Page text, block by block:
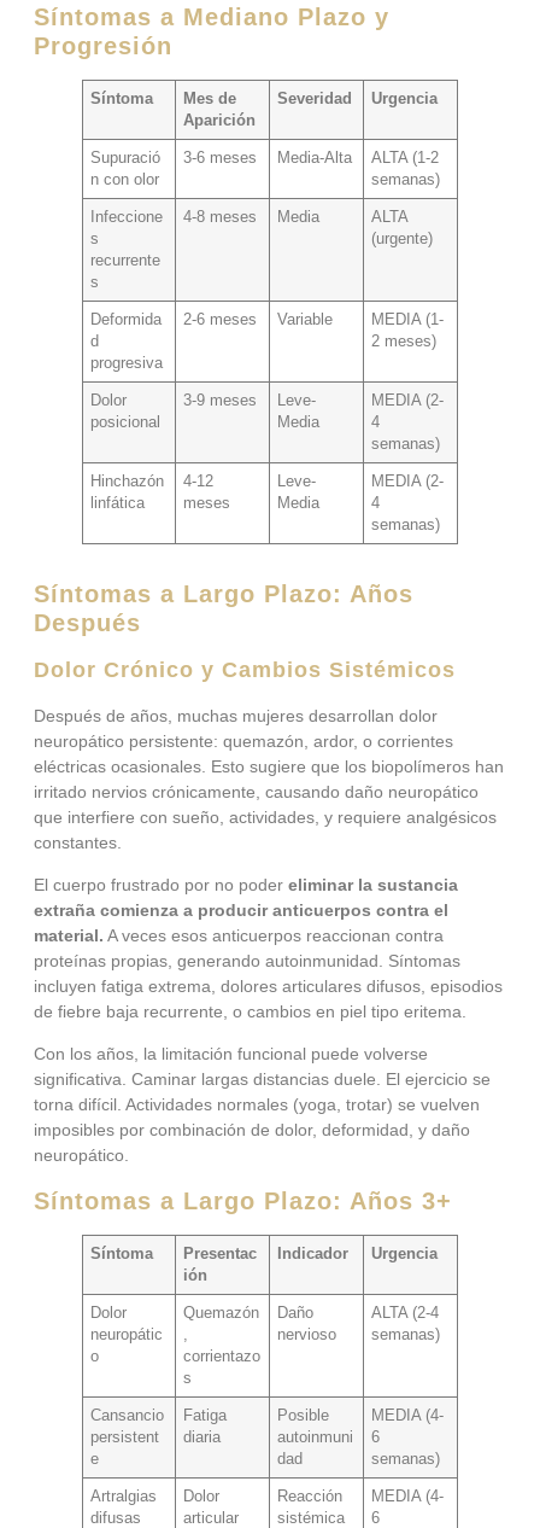
Síntomas a Mediano Plazo y
Progresión
Síntoma
Mes de
Aparición
Severidad Urgencia
Supuració
n con olor
3-6 meses Media-Alta
ALTA (1-2
semanas)
Infeccione
s
recurrente
s
4-8 meses Media
ALTA
(urgente)
Deformida
d
progresiva
2-6 meses Variable
MEDIA (1-
2 meses)
Dolor
posicional
3-9 meses
Leve-
Media
MEDIA (2-
4
semanas)
Hinchazón
linfática
4-12
meses
Leve-
Media
MEDIA (2-
4
semanas)
Síntomas a Largo Plazo: Años
Después
Dolor Crónico y Cambios Sistémicos
Después de años, muchas mujeres desarrollan dolor
neuropático persistente: quemazón, ardor, o corrientes
eléctricas ocasionales. Esto sugiere que los biopolímeros han
irritado nervios crónicamente, causando daño neuropático
que interfiere con sueño, actividades, y requiere analgésicos
constantes.
El cuerpo frustrado por no poder eliminar la sustancia
extraña comienza a producir anticuerpos contra el
material. A veces esos anticuerpos reaccionan contra
proteínas propias, generando autoinmunidad. Síntomas
incluyen fatiga extrema, dolores articulares difusos, episodios
de fiebre baja recurrente, o cambios en piel tipo eritema.
Con los años, la limitación funcional puede volverse
significativa. Caminar largas distancias duele. El ejercicio se
torna difícil. Actividades normales (yoga, trotar) se vuelven
imposibles por combinación de dolor, deformidad, y daño
neuropático.
Síntomas a Largo Plazo: Años 3+
Síntoma
Presentac
ión
Indicador Urgencia
Dolor
neuropátic
o
Quemazón
,
corrientazo
s
Daño
nervioso
ALTA (2-4
semanas)
Cansancio
persistent
e
Fatiga
diaria
Posible
autoinmuni
dad
MEDIA (4-
6
semanas)
Artralgias
difusas
Dolor
articular
Reacción
sistémica
MEDIA (4-
6